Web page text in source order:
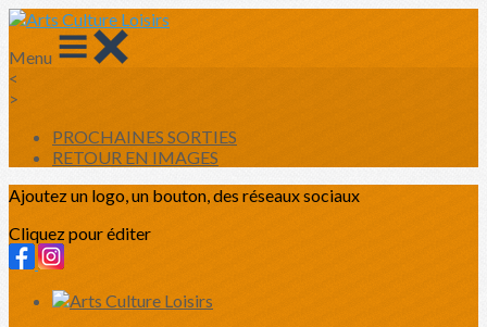
Menu
<
>
PROCHAINES SORTIES
RETOUR EN IMAGES
Ajoutez un logo, un bouton, des réseaux sociaux
Cliquez pour éditer